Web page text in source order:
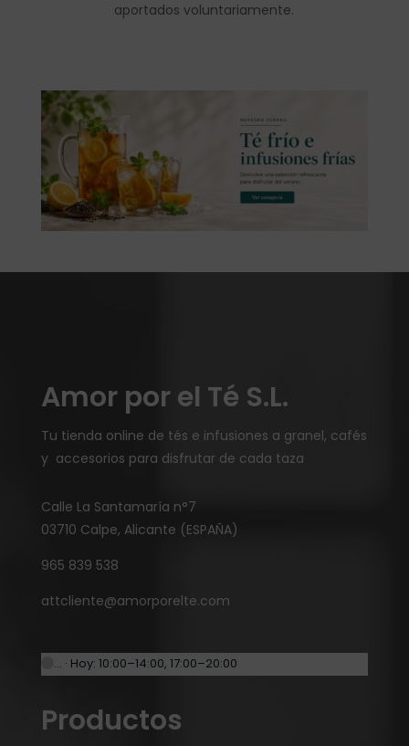
aportados voluntariamente.
Amor por el Té S.L.
Tu tienda online de tés e infusiones a granel, cafés
y accesorios para disfrutar de cada taza
Calle La Santamaría n°7
03710 Calpe, Alicante (ESPAÑA)
965 839 538
attcliente@amorporelte.com
… · Hoy: 10:00–14:00, 17:00–20:00
Productos